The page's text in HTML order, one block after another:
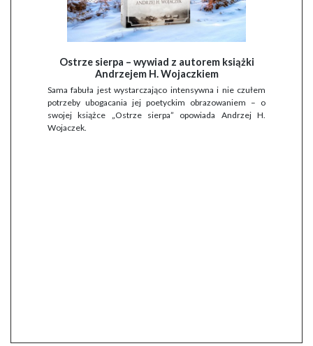
Ostrze sierpa – wywiad z autorem książki
Andrzejem H. Wojaczkiem
Sama fabuła jest wystarczająco intensywna i nie czułem
potrzeby ubogacania jej poetyckim obrazowaniem – o
swojej książce „Ostrze sierpa” opowiada Andrzej H.
Wojaczek.